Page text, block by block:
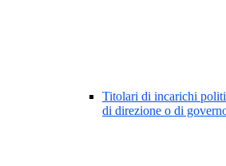
Titolari di incarichi
di direzione o di